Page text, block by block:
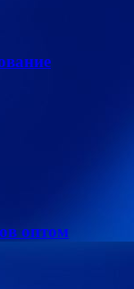
оптом